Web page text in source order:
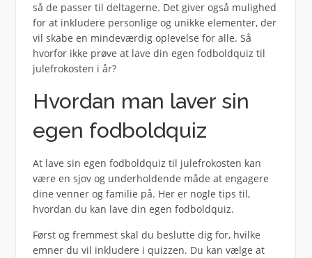
så de passer til deltagerne. Det giver også mulighed
for at inkludere personlige og unikke elementer, der
vil skabe en mindeværdig oplevelse for alle. Så
hvorfor ikke prøve at lave din egen fodboldquiz til
julefrokosten i år?
Hvordan man laver sin
egen fodboldquiz
At lave sin egen fodboldquiz til julefrokosten kan
være en sjov og underholdende måde at engagere
dine venner og familie på. Her er nogle tips til,
hvordan du kan lave din egen fodboldquiz.
Først og fremmest skal du beslutte dig for, hvilke
emner du vil inkludere i quizzen. Du kan vælge at